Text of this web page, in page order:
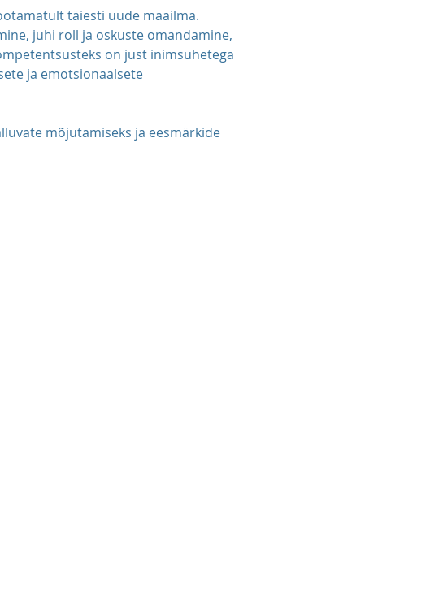
täiesti uude maailma.
juhi roll ja oskuste omandamine,
on just inimsuhetega
ja emotsionaalsete
mõjutamiseks ja eesmärkide